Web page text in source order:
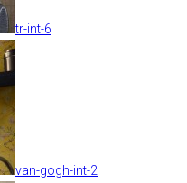
tr-int-6
van-gogh-int-2